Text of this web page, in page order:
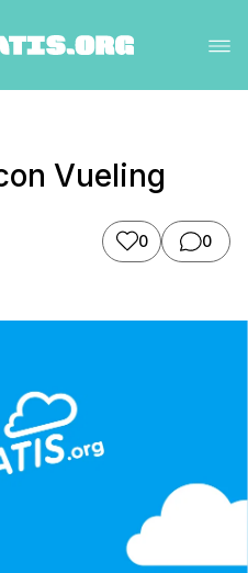
Vueling
0 0